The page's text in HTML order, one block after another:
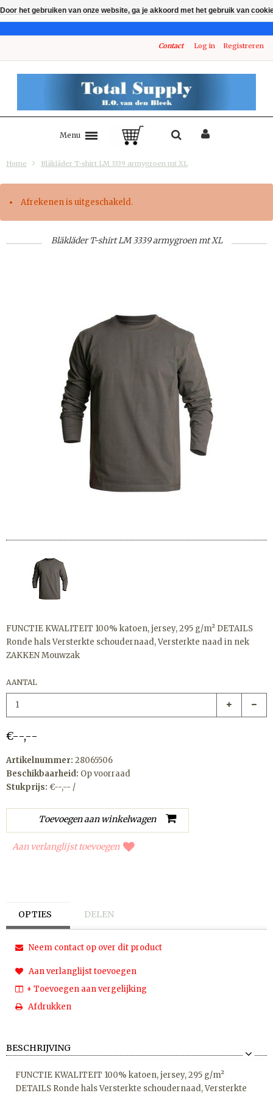
Contact Log in Registreren
Menu
Home Bläkläder T-shirt LM 3339 armygroen mt XL
Afrekenen is uitgeschakeld.
Bläkläder T-shirt LM 3339 armygroen mt XL
FUNCTIE KWALITEIT 100% katoen, jersey, 295 g/m² DETAILS
Ronde hals Versterkte schoudernaad, Versterkte naad in nek
ZAKKEN Mouwzak
AANTAL
€--,--
Artikelnummer: 28065506
Beschikbaarheid: Op voorraad
Stukprijs: €--,-- /
Aan verlanglijst toevoegen
OPTIES DELEN
Neem contact op over dit product
Aan verlanglijst toevoegen
+ Toevoegen aan vergelijking
Afdrukken
BESCHRIJVING
FUNCTIE KWALITEIT 100% katoen, jersey, 295 g/m²
DETAILS Ronde hals Versterkte schoudernaad, Versterkte
Door het gebruiken van onze website, ga je akkoord met het gebruik van